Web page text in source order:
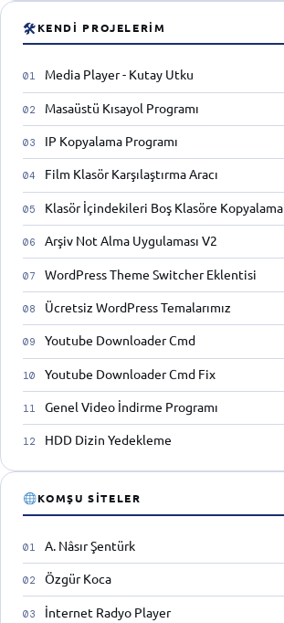
🛠KENDI PROJELERIM
Media Player - Kutay Utku
Masaüstü Kısayol Programı
IP Kopyalama Programı
Film Klasör Karşılaştırma Aracı
Klasör İçindekileri Boş Klasöre Kopyalama
Arşiv Not Alma Uygulaması V2
WordPress Theme Switcher Eklentisi
Ücretsiz WordPress Temalarımız
Youtube Downloader Cmd
Youtube Downloader Cmd Fix
Genel Video İndirme Programı
HDD Dizin Yedekleme
KOMŞU SITELER
A. Nâsır Şentürk
Özgür Koca
İnternet Radyo Player